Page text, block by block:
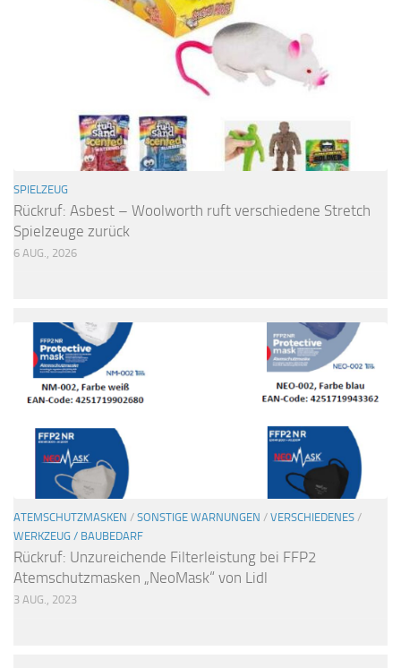
SPIELZEUG
Rückruf: Asbest – Woolworth ruft verschiedene Stretch
Spielzeuge zurück
6 AUG., 2026
ATEMSCHUTZMASKEN / SONSTIGE WARNUNGEN / VERSCHIEDENES /
WERKZEUG / BAUBEDARF
Rückruf: Unzureichende Filterleistung bei FFP2
Atemschutzmasken „NeoMask“ von Lidl
3 AUG., 2023